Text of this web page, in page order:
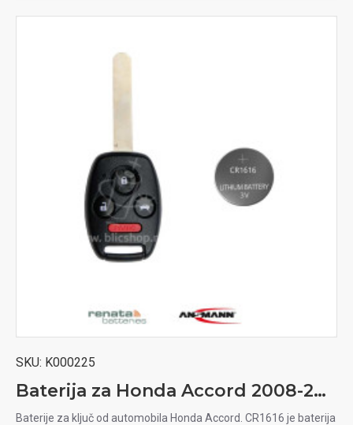
SKU: K000225
Baterija za Honda Accord 2008-2012 auto ključ
Baterije za ključ od automobila Honda Accord. CR1616 je baterija